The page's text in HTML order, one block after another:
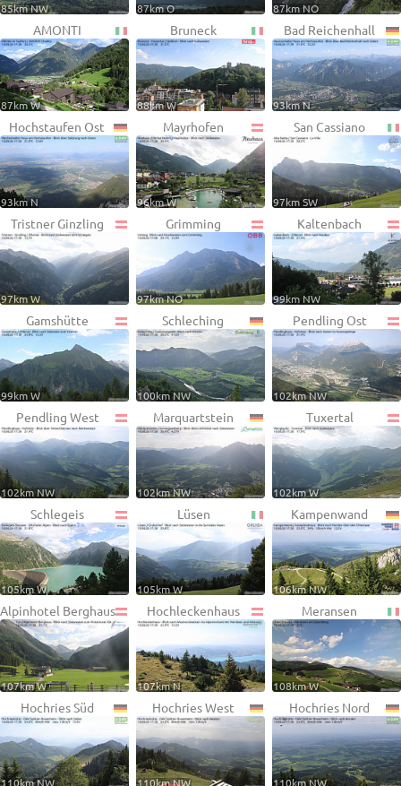
85km NW 87km O 87km NO
AMONTI
87km W
Bruneck
88km W
Bad Reichenhall
93km N
Hochstaufen Ost
93km N
Mayrhofen
96km W
San Cassiano
97km SW
Tristner Ginzling
97km W
Grimming
97km NO
Kaltenbach
99km NW
Gamshütte
99km W
Schleching
100km NW
Pendling Ost
102km NW
Pendling West
102km NW
Marquartstein
102km NW
Tuxertal
102km W
Schlegeis
105km W
Lüsen
105km W
Kampenwand
106km NW
Alpinhotel Berghaus
107km W
Hochleckenhaus
107km N
Meransen
108km W
Hochries Süd
110km NW
Hochries West
110km NW
Hochries Nord
110km NW